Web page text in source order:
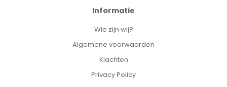
Informatie
Wie zijn wij?
Algemene voorwaarden
Klachten
Privacy Policy